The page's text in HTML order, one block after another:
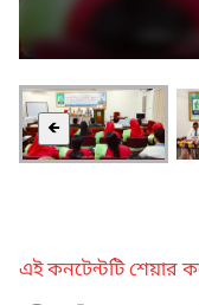
🡸
এই কনটেন্টটি শেয়ার